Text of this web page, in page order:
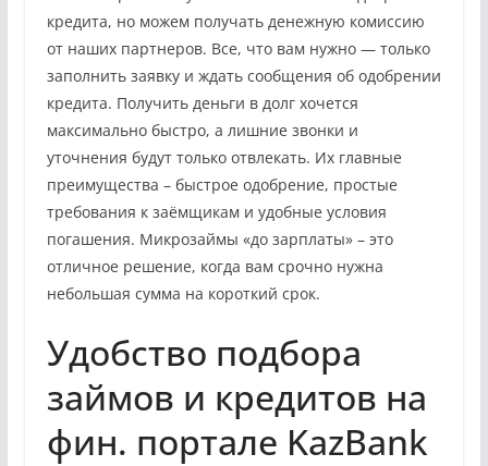
кредита, но можем получать денежную комиссию
от наших партнеров. Все, что вам нужно — только
заполнить заявку и ждать сообщения об одобрении
кредита. Получить деньги в долг хочется
максимально быстро, а лишние звонки и
уточнения будут только отвлекать. Их главные
преимущества – быстрое одобрение, простые
требования к заёмщикам и удобные условия
погашения. Микрозаймы «до зарплаты» – это
отличное решение, когда вам срочно нужна
небольшая сумма на короткий срок.
Удобство подбора
займов и кредитов на
фин. портале KazBank